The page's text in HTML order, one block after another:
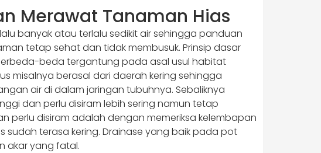
Merawat Tanaman Hias
banyak atau terlalu sedikit air sehingga panduan
tetap sehat dan tidak membusuk. Prinsip dasar
beda tergantung pada asal usul habitat
misalnya berasal dari daerah kering sehingga
air di dalam jaringan tubuhnya. Sebaliknya
dan perlu disiram lebih sering namun tetap
perlu disiram adalah dengan memeriksa kelembapan
terasa kering. Drainase yang baik pada pot
akar yang fatal.